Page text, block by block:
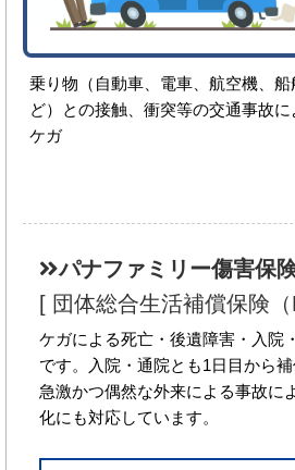
乗り物（自動車、電車、航空機、船
ど）との接触、衝突等の交通事故に
ケガ
パナファミリー傷害保
[ 団体総合生活補償保険
ケガによる死亡・後遺障害・入院
です。入院・通院とも1日目から
急激かつ偶然な外来による事故に
化にも対応しています。